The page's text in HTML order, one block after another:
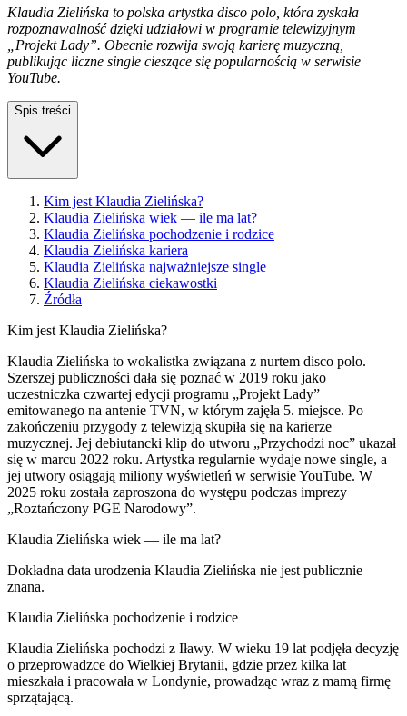
Klaudia Zielińska to polska artystka disco polo, która zyskała
rozpoznawalność dzięki udziałowi w programie telewizyjnym
„Projekt Lady”. Obecnie rozwija swoją karierę muzyczną,
publikując liczne single cieszące się popularnością w serwisie
YouTube.
Spis treści
Kim jest Klaudia Zielińska?
Klaudia Zielińska wiek — ile ma lat?
Klaudia Zielińska pochodzenie i rodzice
Klaudia Zielińska kariera
Klaudia Zielińska najważniejsze single
Klaudia Zielińska ciekawostki
Źródła
Kim jest Klaudia Zielińska?
Klaudia Zielińska to wokalistka związana z nurtem disco polo.
Szerszej publiczności dała się poznać w 2019 roku jako
uczestniczka czwartej edycji programu „Projekt Lady”
emitowanego na antenie TVN, w którym zajęła 5. miejsce. Po
zakończeniu przygody z telewizją skupiła się na karierze
muzycznej. Jej debiutancki klip do utworu „Przychodzi noc” ukazał
się w marcu 2022 roku. Artystka regularnie wydaje nowe single, a
jej utwory osiągają miliony wyświetleń w serwisie YouTube. W
2025 roku została zaproszona do występu podczas imprezy
„Roztańczony PGE Narodowy”.
Klaudia Zielińska wiek — ile ma lat?
Dokładna data urodzenia Klaudia Zielińska nie jest publicznie
znana.
Klaudia Zielińska pochodzenie i rodzice
Klaudia Zielińska pochodzi z Iławy. W wieku 19 lat podjęła decyzję
o przeprowadzce do Wielkiej Brytanii, gdzie przez kilka lat
mieszkała i pracowała w Londynie, prowadząc wraz z mamą firmę
sprzątającą.